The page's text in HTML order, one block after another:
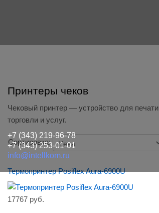
+7 (343) 219-96-78
+7 (343) 253-01-01
info@intellkom.ru
Принтеры чеков
Чековый принтер — устройство для
торговли и услуг.
Сортировка:
Термопринтер Posiflex Aura-6900U
17767 руб.